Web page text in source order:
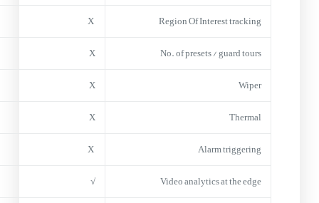
Region Of Interest tracking
No. of presets / guard tours
X
Wiper
X
Thermal
X
Alarm triggering
X
Video analytics at the edge
√